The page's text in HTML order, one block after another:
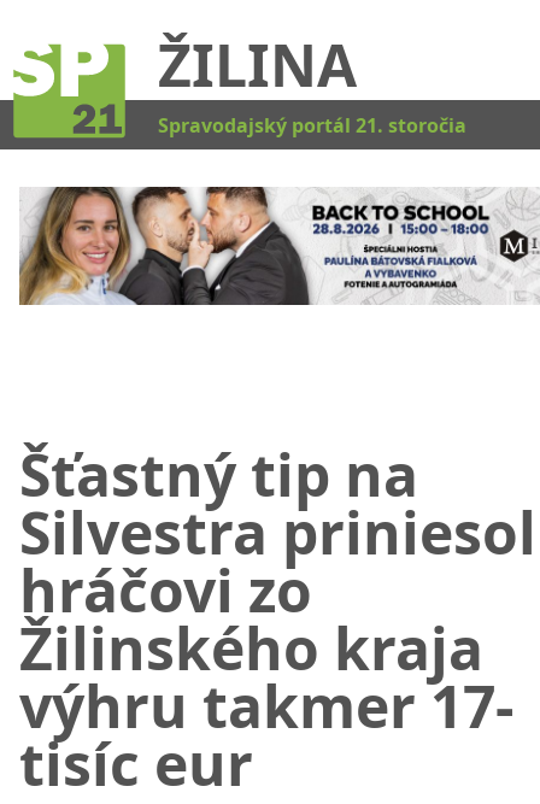
ŽILINA
Spravodajský portál 21. storočia
Šťastný tip na
Silvestra priniesol
hráčovi zo
Žilinského kraja
výhru takmer 17-
tisíc eur